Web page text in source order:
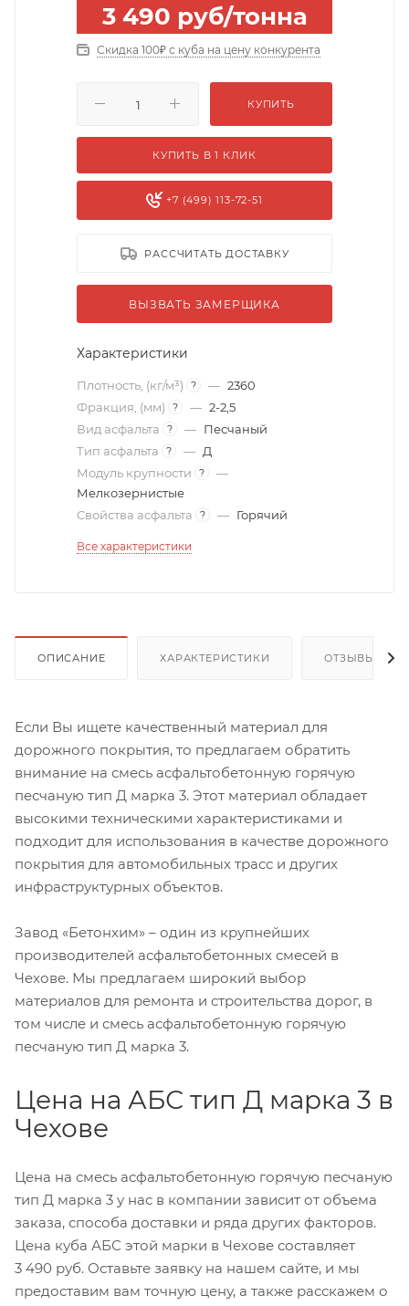
3 490 руб/тонна
Скидка 100₽ с куба на цену конкурента
КУПИТЬ
КУПИТЬ В 1 КЛИК
+7 (499) 113-72-51
РАССЧИТАТЬ ДОСТАВКУ
ВЫЗВАТЬ ЗАМЕРЩИКА
Характеристики
Плотность, (кг/м³) ? — 2360
Фракция, (мм)
? — 2-2,5
Вид асфальта
? — Песчаный
Тип асфальта
? — Д
Модуль крупности
?
—
Мелкозернистые
Свойства асфальта
? — Горячий
Все характеристики
ОПИСАНИЕ ХАРАКТЕРИСТИКИ ОТЗЫВЫ
Если Вы ищете качественный материал для
дорожного покрытия, то предлагаем обратить
внимание на смесь асфальтобетонную горячую
песчаную тип Д марка 3. Этот материал обладает
высокими техническими характеристиками и
подходит для использования в качестве дорожного
покрытия для автомобильных трасс и других
инфраструктурных объектов.
Завод «Бетонхим» – один из крупнейших
производителей асфальтобетонных смесей в
Чехове. Мы предлагаем широкий выбор
материалов для ремонта и строительства дорог, в
том числе и смесь асфальтобетонную горячую
песчаную тип Д марка 3.
Цена на АБС тип Д марка 3 в
Чехове
Цена на смесь асфальтобетонную горячую песчаную
тип Д марка 3 у нас в компании зависит от объема
заказа, способа доставки и ряда других факторов.
Цена куба АБС этой марки в Чехове составляет
3 490 руб. Оставьте заявку на нашем сайте, и мы
предоставим вам точную цену, а также расскажем о